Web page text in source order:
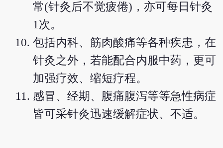
常(针灸后不觉疲倦)，亦可每日针灸
1次。
包括内科、筋肉酸痛等各种疾患，在
针灸之外，若能配合内服中药，更可
加强疗效、缩短疗程。
感冒、经期、腹痛腹泻等等急性病症
皆可采针灸迅速缓解症状、不适。